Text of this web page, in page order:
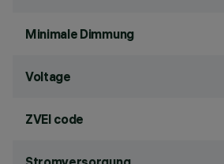
Minimale Dimmung
Voltage
ZVEI code